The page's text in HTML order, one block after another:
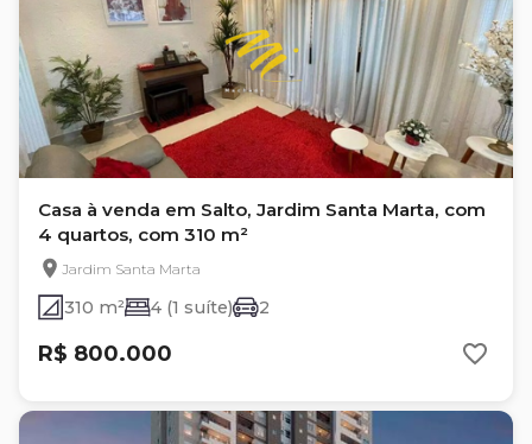
Casa à venda em Salto, Jardim Santa Marta, com
4 quartos, com 310 m²
Jardim Santa Marta
310 m² 4 (1 suíte) 2
R$ 800.000